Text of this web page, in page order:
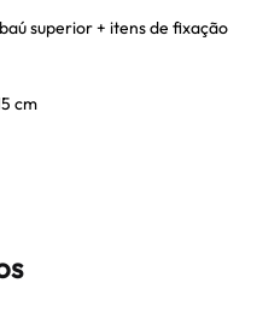
superior + itens de fixação
cm